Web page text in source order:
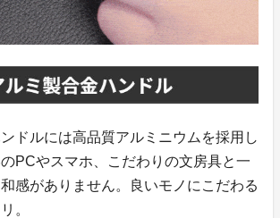
ドルには高品質アルミニウムを採用し
PCやスマホ、こだわりの文房具と一
感がありません。良いモノにこだわる
。